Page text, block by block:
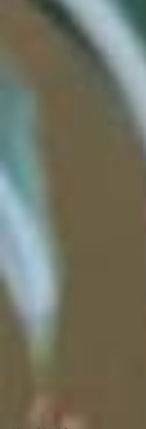
Código Promocional